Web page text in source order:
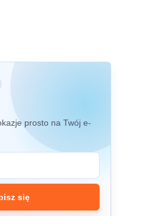
prosto na Twój e-
się